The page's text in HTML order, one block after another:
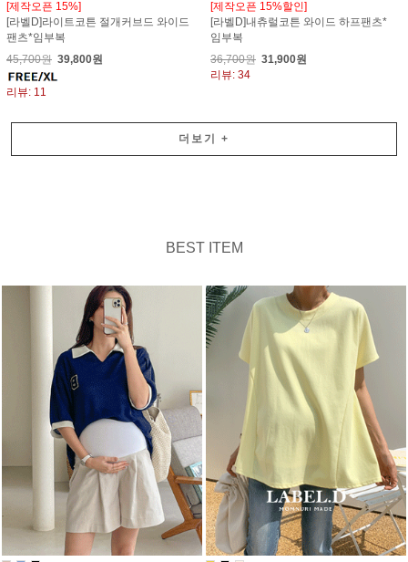
[제작오픈 15%]
[라벨D]라이트코튼 절개커브드 와이드
팬츠*임부복
45,700원 39,800원
리뷰: 11
[제작오픈 15%할인]
[라벨D]내츄럴코튼 와이드 하프팬츠*
임부복
36,700원 31,900원
리뷰: 34
더보기 +
BEST ITEM